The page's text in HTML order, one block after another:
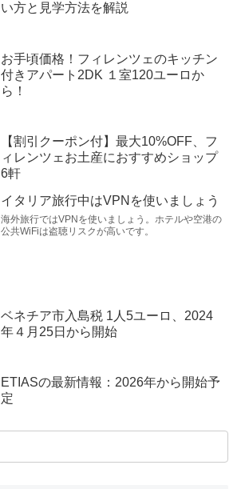
い方と見学方法を解説
お手頃価格！フィレンツェのキッチン
付きアパート2DK １室120ユーロか
ら！
【割引クーポン付】最大10%OFF、フ
ィレンツェお土産におすすめショップ
6軒
イタリア旅行中はVPNを使いましょう
海外旅行ではVPNを使いましょう。ホテルや空港の
公共WiFiは盗聴リスクが高いです。
ベネチア市入島税 1人5ユーロ、2024
年４月25日から開始
ETIASの最新情報：2026年から開始予
定